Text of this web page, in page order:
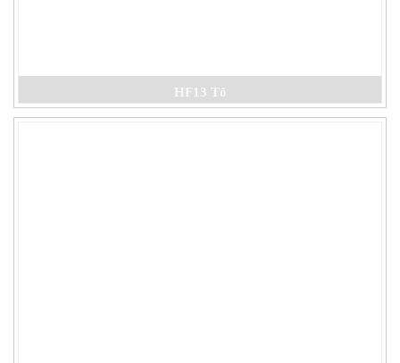
HF13 Tô